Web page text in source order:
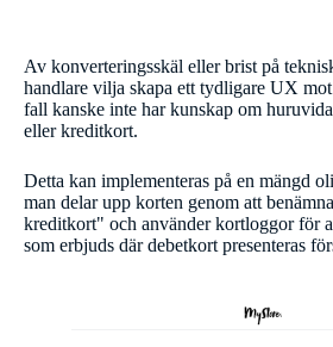
Av konverteringsskäl eller brist på
handlare vilja skapa ett tydligare UX
fall kanske inte har kunskap om
eller kreditkort.
Detta kan implementeras på en mängd
man delar upp korten genom att
kreditkort" och använder kortloggor för
som erbjuds där debetkort presenteras